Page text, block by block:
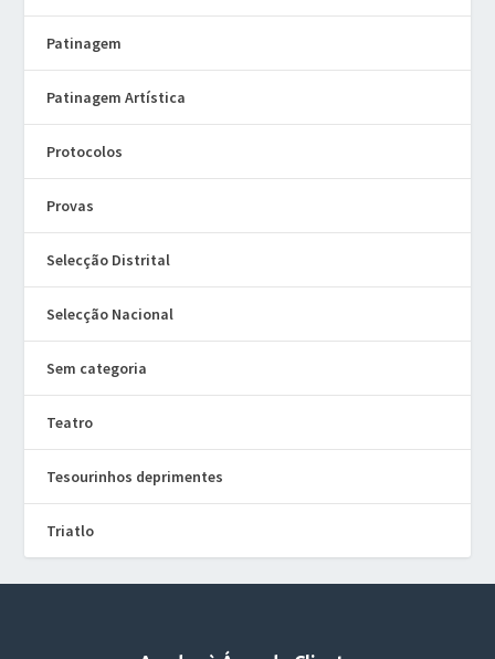
Patinagem
Patinagem Artística
Protocolos
Provas
Selecção Distrital
Selecção Nacional
Sem categoria
Teatro
Tesourinhos deprimentes
Triatlo